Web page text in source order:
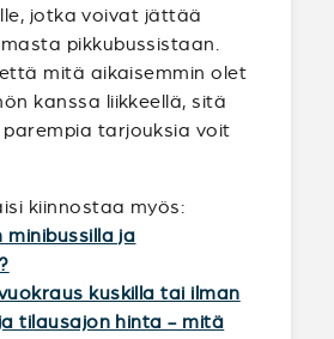
jotka voivat jättää
pikkubussistaan.
mitä aikaisemmin olet
kanssa liikkeellä, sitä
parempia tarjouksia voit
kiinnostaa myös:
minibussilla ja
kuskilla tai ilman
tilausajon hinta - mitä